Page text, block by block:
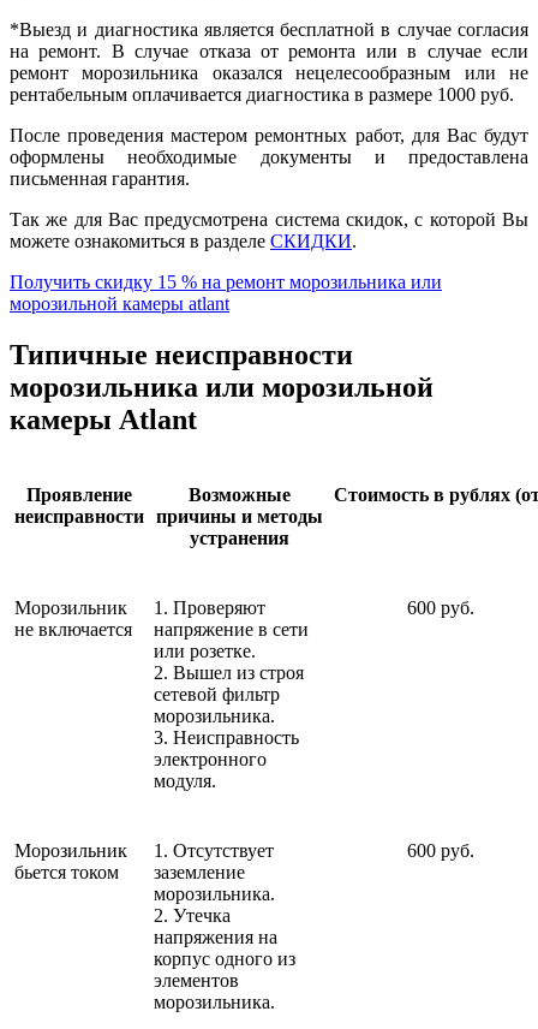
*Выезд и диагностика является бесплатной в случае согласия
на ремонт. В случае отказа от ремонта или в случае если
ремонт морозильника оказался нецелесообразным или не
рентабельным оплачивается диагностика в размере 1000 руб.
После проведения мастером ремонтных работ, для Вас будут
оформлены необходимые документы и предоставлена
письменная гарантия.
Так же для Вас предусмотрена система скидок, с которой Вы
можете ознакомиться в разделе СКИДКИ.
Получить скидку 15 % на ремонт морозильника или
морозильной камеры atlant
Типичные неисправности
морозильника или морозильной
камеры Atlant
Проявление
неисправности
Возможные
причины и методы
устранения
Стоимость в рублях
Морозильник
не включается
1. Проверяют
напряжение в сети
или розетке.
2. Вышел из строя
сетевой фильтр
морозильника.
3. Неисправность
электронного
модуля.
600 руб.
Морозильник
бьется током
1. Отсутствует
заземление
морозильника.
2. Утечка
напряжения на
корпус одного из
элементов
морозильника.
600 руб.